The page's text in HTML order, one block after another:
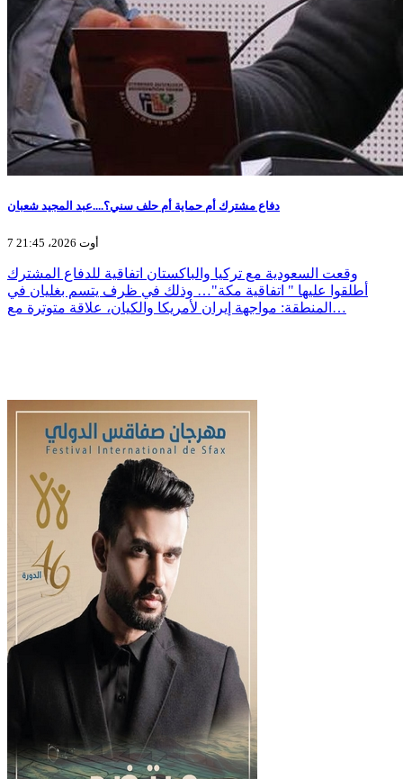
دفاع مشترك أم حماية أم حلف سني؟....عبد المجيد شعبان
7 أوت 2026، 21:45
وقعت السعودية مع تركيا والباكستان اتفاقية للدفاع المشترك
أطلقوا عليها " اتفاقية مكة"… وذلك في ظرف يتسم بغليان في
المنطقة: مواجهة إيران لأمريكا والكيان، علاقة متوترة مع…